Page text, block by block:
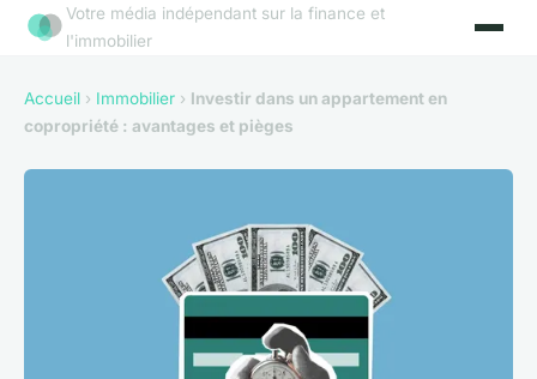
Votre média indépendant sur la finance et
l'immobilier
Accueil › Immobilier › Investir dans un appartement en
copropriété : avantages et pièges